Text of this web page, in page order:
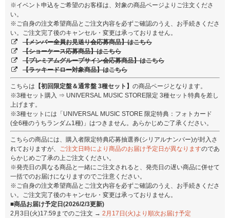
※イベント申込をご希望のお客様は、対象の商品ページよりご注文くださ
い。
※ご自身の注文希望商品とご注文内容を必ずご確認のうえ、お手続きくださ
い。ご注文完了後のキャンセル・変更は承っておりません。
【メンバー全員お見送り会応募商品】はこちら
【ショーケース応募商品】はこちら
【プレミアムグループサイン会応募商品】はこちら
【ラッキードロー対象商品】はこちら
こちらは 【初回限定盤＆通常盤 3種セット】 の商品ページとなります。
※3種セット購入 ⇒ UNIVERSAL MUSIC STORE限定 3種セット特典を差し
上げます。
※3種セットには「UNIVERSAL MUSIC STORE 限定特典：フォトカード
(全6種のうちランダム1種)」はつきません。あらかじめご了承ください。
こちらの商品には、購入者限定特典応募抽選券(シリアルナンバー)が封入さ
れておりますが、
ご注文日時により商品のお届け予定日が異なりますのであ
らかじめご了承の上ご注文ください。
※発売日の異なる商品と一緒にご注文されると、発売日の遅い商品に併せて
一括でのお届けになりますのでご注意ください。
※ご自身の注文希望商品とご注文内容を必ずご確認のうえ、お手続きくださ
い。ご注文完了後のキャンセル・変更は承っておりません。
■商品お届け予定日(2026/2/3更新)
2月3日(火)17:59までのご注文 → 2月17日(火)より順次お届け予定